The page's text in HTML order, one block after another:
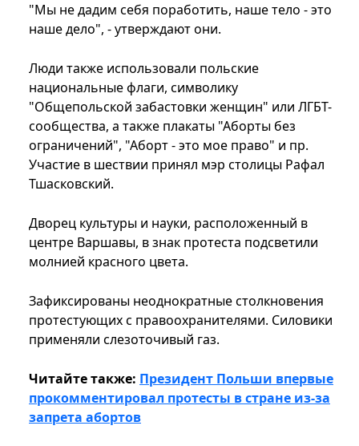
"Мы не дадим себя поработить, наше тело - это
наше дело", - утверждают они.
Люди также использовали польские
национальные флаги, символику
"Общепольской забастовки женщин" или ЛГБТ-
сообщества, а также плакаты "Аборты без
ограничений", "Аборт - это мое право" и пр.
Участие в шествии принял мэр столицы Рафал
Тшасковский.
Дворец культуры и науки, расположенный в
центре Варшавы, в знак протеста подсветили
молнией красного цвета.
Зафиксированы неоднократные столкновения
протестующих с правоохранителями. Силовики
применяли слезоточивый газ.
Читайте также: Президент Польши впервые
прокомментировал протесты в стране из-за
запрета абортов